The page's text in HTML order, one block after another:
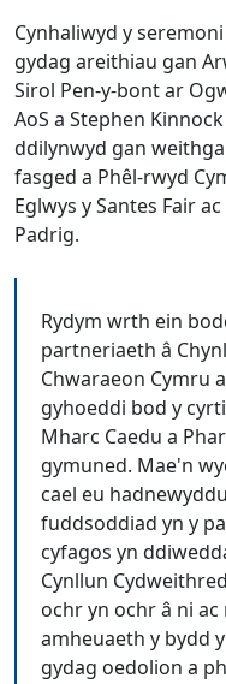
Cynhaliwyd y
gydag areithiau gan
Sirol Pen-y-bont ar
AoS a Stephen
ddilynwyd gan
fasged a Phêl-rwyd
Eglwys y Santes Fair
Padrig.
Rydym wrth ein
partneriaeth â
Chwaraeon Cymru
gyhoeddi bod y
Mharc Caedu a
gymuned. Mae'n
cael eu
fuddsoddiad yn y
cyfagos yn
Cynllun
ochr yn ochr â ni
amheuaeth y bydd